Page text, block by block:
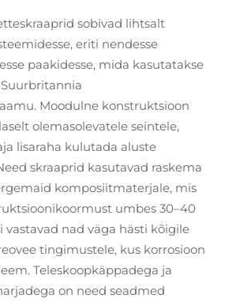
sobivad lihtsalt
eriti nendesse
paakidesse, mida kasutatakse
Moodulne konstruktsioon
olemasolevatele seintele,
lisaraha kulutada aluste
skraaprid kasutavad raskema
komposiitmaterjale, mis
umbes 30–40
vastavad nad väga hästi kõigile
tingimustele, kus korrosioon
Teleskoopkäppadega ja
on need seadmed